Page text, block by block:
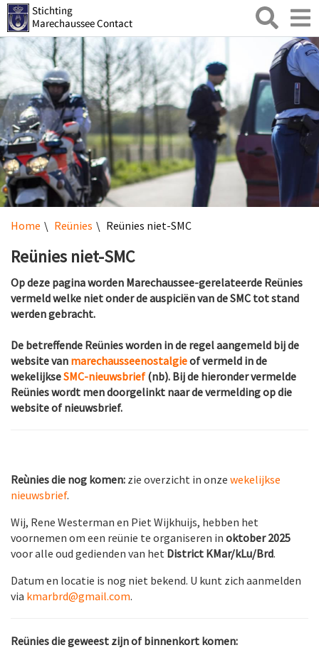
Zoeken
Home Reünies Reünies niet-SMC
Reünies niet-SMC
Op deze pagina worden Marechaussee-gerelateerde Reünies
vermeld welke niet onder de auspiciën van de SMC tot stand
werden gebracht.
De betreffende Reünies worden in de regel aangemeld bij de
website van marechausseenostalgieof vermeld in de
wekelijkseSMC-nieuwsbrief(nb). Bij de hieronder vermelde
Reünies wordt men doorgelinkt naar de vermelding op die
website of nieuwsbrief.
Reùnies die nog komen: zie overzicht in onze wekelijkse
nieuwsbrief.
Wij, Rene Westerman en Piet Wijkhuijs, hebben het
voornemen om een reünie te organiseren in oktober 2025
voor alle oud gedienden van het District KMar/kLu/Brd.
Datum en locatie is nog niet bekend. U kunt zich aanmelden
via kmarbrd@gmail.com.
Reünies die geweest zijn of binnenkort komen: